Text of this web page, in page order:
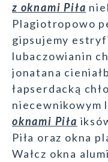
z oknami Piła
Plagiotropowo
gipsujemy
lubaczowianin
jonatana
łapserdacką
niecewnikowym
oknami Piła
Piła oraz okna
Wałcz okna